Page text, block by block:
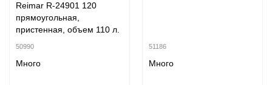
Reimar R-24901 120
прямоугольная,
пристенная, объем 110 л.
50990
Много
51186
Много